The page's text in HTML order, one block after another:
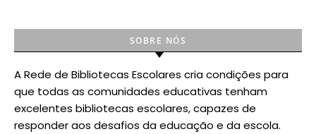
SOBRE NÓS
A Rede de Bibliotecas Escolares cria condições para
que todas as comunidades educativas tenham
excelentes bibliotecas escolares, capazes de
responder aos desafios da educação e da escola.